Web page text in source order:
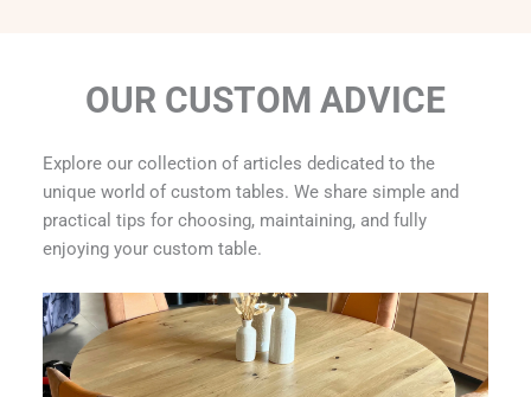
OUR CUSTOM ADVICE
Explore our collection of articles dedicated to the
unique world of custom tables. We share simple and
practical tips for choosing, maintaining, and fully
enjoying your custom table.